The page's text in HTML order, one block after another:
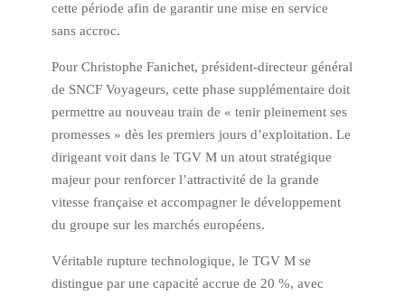
cette période afin de garantir une mise en service
sans accroc.
Pour Christophe Fanichet, président-directeur général
de SNCF Voyageurs, cette phase supplémentaire doit
permettre au nouveau train de « tenir pleinement ses
promesses » dès les premiers jours d’exploitation. Le
dirigeant voit dans le TGV M un atout stratégique
majeur pour renforcer l’attractivité de la grande
vitesse française et accompagner le développement
du groupe sur les marchés européens.
Véritable rupture technologique, le TGV M se
distingue par une capacité accrue de 20 %, avec